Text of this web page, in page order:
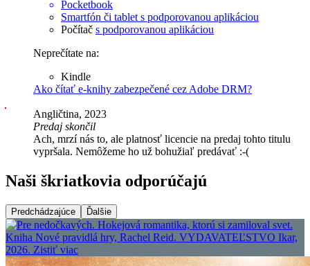
Pocketbook
Smartfón či tablet s podporovanou aplikáciou
Počítač s podporovanou aplikáciou
Neprečítate na:
Kindle
Ako čítať e-knihy zabezpečené cez Adobe DRM?
Angličtina, 2023
Predaj skončil
Ach, mrzí nás to, ale platnosť licencie na predaj tohto titulu
vypršala. Nemôžeme ho už bohužiaľ predávať :-(
Naši škriatkovia odporúčajú
Predchádzajúce Ďalšie